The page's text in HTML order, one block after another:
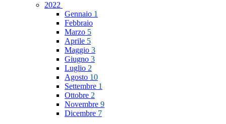
2022
Gennaio 1
Febbraio
Marzo 5
Aprile 5
Maggio 3
Giugno 3
Luglio 2
Agosto 10
Settembre 1
Ottobre 2
Novembre 9
Dicembre 7